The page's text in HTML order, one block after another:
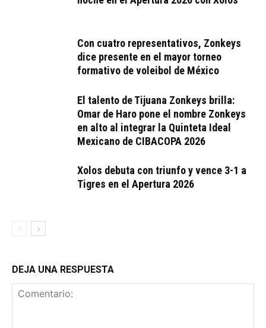
Con cuatro representativos, Zonkeys
dice presente en el mayor torneo
formativo de voleibol de México
El talento de Tijuana Zonkeys brilla:
Omar de Haro pone el nombre Zonkeys
en alto al integrar la Quinteta Ideal
Mexicano de CIBACOPA 2026
Xolos debuta con triunfo y vence 3-1 a
Tigres en el Apertura 2026
DEJA UNA RESPUESTA